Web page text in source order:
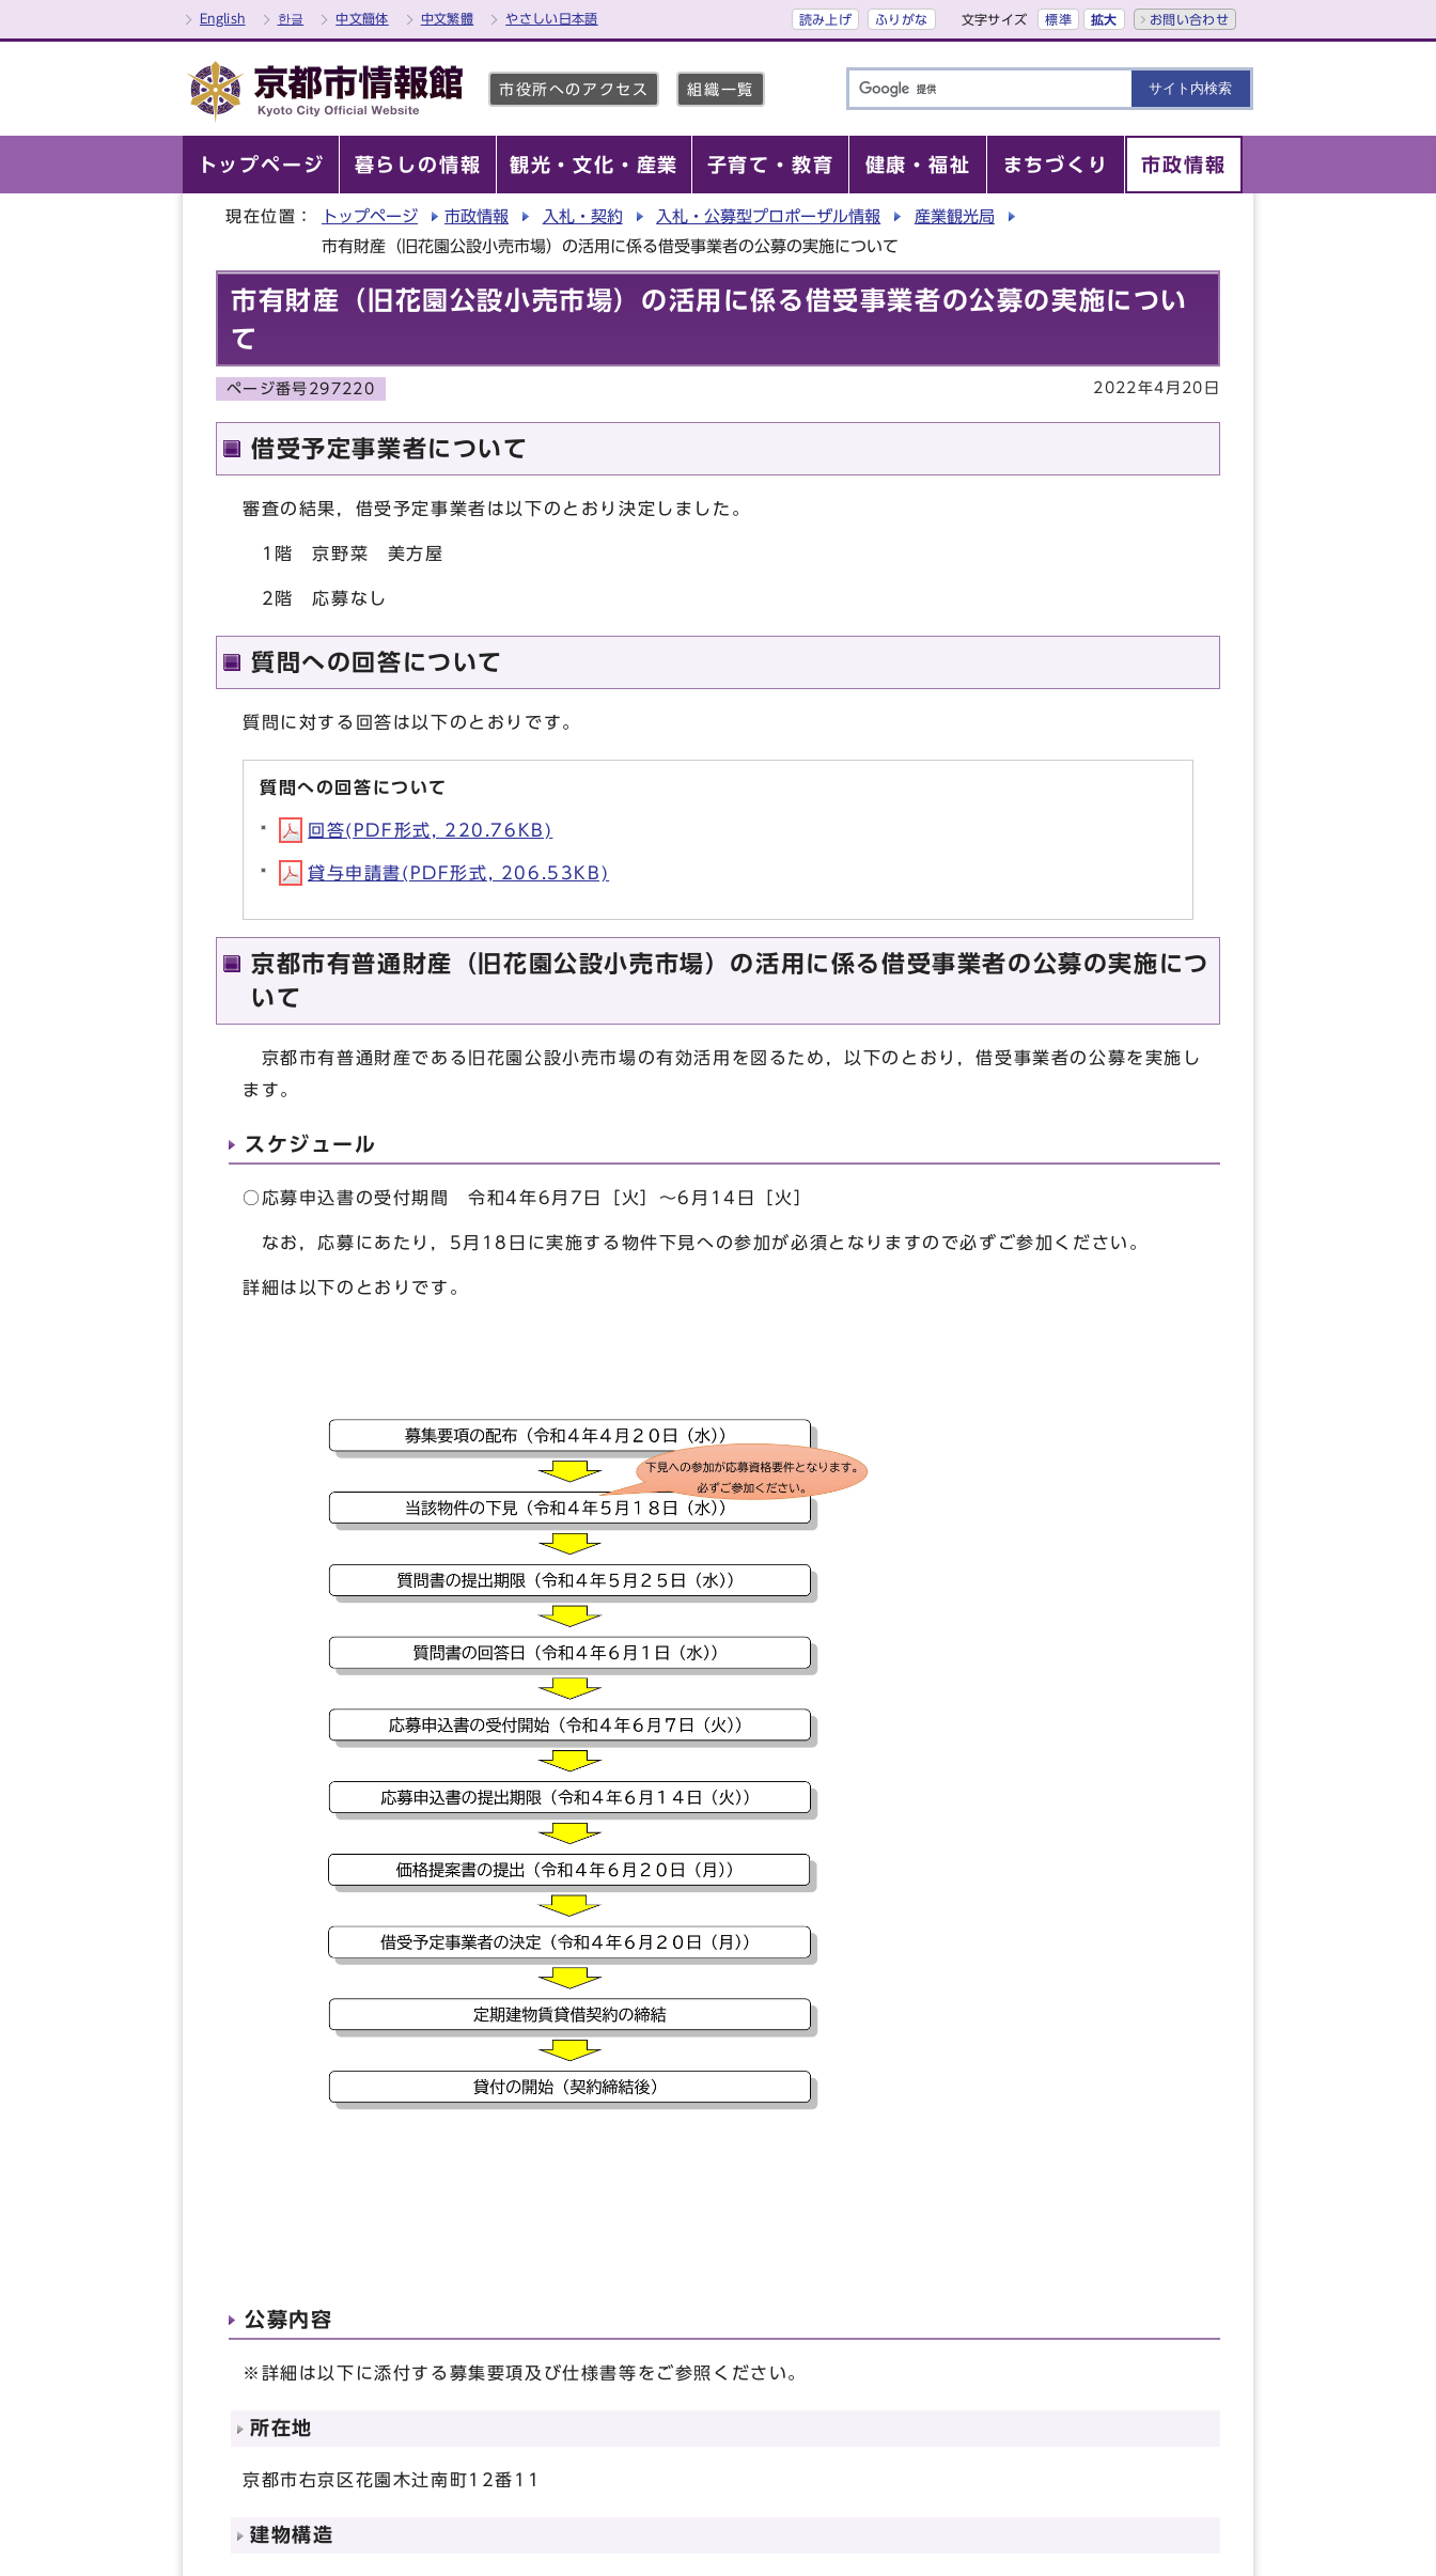
English 한글 中文簡体 中文繁體 やさしい日本語 読み上げ ふりがな 文字サイズ 標準 拡大 お問い合わせ
市役所へのアクセス 組織一覧
トップページ 暮らしの情報 観光・文化・産業 子育て・教育 健康・福祉 まちづくり 市政情報
現在位置： トップページ 市政情報 入札・契約 入札・公募型プロポーザル情報
産業観光局
市有財産（旧花園公設小売市場）の活用に係る借受事業者の公募の実施について
市有財産（旧花園公設小売市場）の活用に係る借受事業者の公募の実施につい
て
ページ番号297220 2022年4月20日
借受予定事業者について
審査の結果，借受予定事業者は以下のとおり決定しました。
1階 京野菜 美方屋
2階 応募なし
質問への回答について
質問に対する回答は以下のとおりです。
質問への回答について
回答(PDF形式, 220.76KB)
貸与申請書(PDF形式, 206.53KB)
京都市有普通財産（旧花園公設小売市場）の活用に係る借受事業者の公募の実施につ
いて
京都市有普通財産である旧花園公設小売市場の有効活用を図るため，以下のとおり，借受事業者の公募を実施し
ます。
スケジュール
○応募申込書の受付期間 令和4年6月7日［火］～6月14日［火］
なお，応募にあたり，5月18日に実施する物件下見への参加が必須となりますので必ずご参加ください。
詳細は以下のとおりです。
公募内容
※詳細は以下に添付する募集要項及び仕様書等をご参照ください。
所在地
京都市右京区花園木辻南町12番11
建物構造